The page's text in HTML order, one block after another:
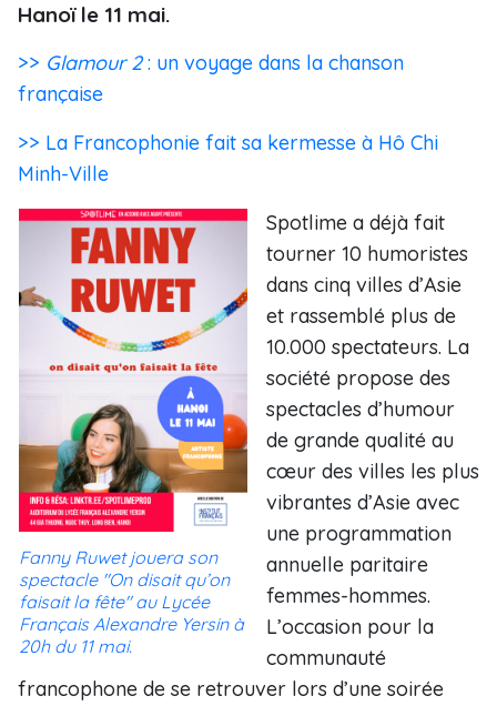
Hanoï le 11 mai.
>> Glamour 2: un voyage dans la chanson
française
>> La Francophonie fait sa kermesse à Hô Chi
Minh-Ville
Fanny Ruwet jouera son
spectacle "On disait qu’on
faisait la fête"au Lycée
Français Alexandre Yersin à
20h du 11 mai.
Spotlime a déjà fait
tourner 10 humoristes
dans cinq villes d’Asie
et rassemblé plus de
10.000 spectateurs. La
société propose des
spectacles d’humour
de grande qualité au
cœur des villes les plus
vibrantes d’Asie avec
une programmation
annuelle paritaire
femmes-hommes.
L’occasion pour la
communauté
francophone de se retrouver lors d’une soirée